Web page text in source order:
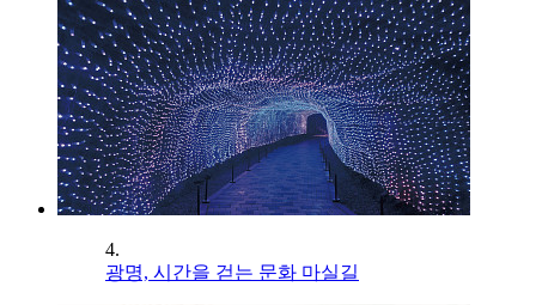
4.
광명, 시간을 걷는 문화 마실길